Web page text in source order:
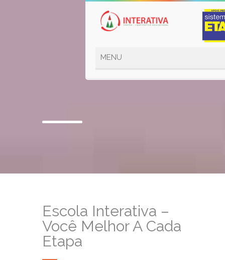
Escola Interativa –
Você Melhor A Cada
Etapa